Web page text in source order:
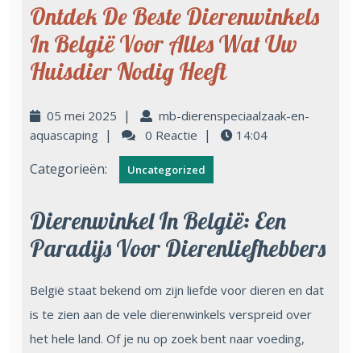
Ontdek De Beste Dierenwinkels
In België Voor Alles Wat Uw
Huisdier Nodig Heeft
05 mei 2025 |
mb-dierenspeciaalzaak-en-
aquascaping | 0 Reactie | 14:04
Categorieën: Uncategorized
Dierenwinkel In België: Een
Paradijs Voor Dierenliefhebbers
België staat bekend om zijn liefde voor dieren en dat
is te zien aan de vele dierenwinkels verspreid over
het hele land. Of je nu op zoek bent naar voeding,